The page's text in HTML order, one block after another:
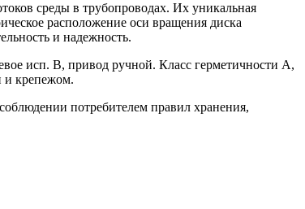
среды в трубопроводах. Их уникальная
расположение оси вращения диска
и надежность.
исп. В, привод ручной. Класс герметичности А,
и крепежом.
потребителем правил хранения,